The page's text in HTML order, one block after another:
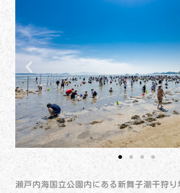
瀬戸内海国立公園内にある新舞子潮干狩